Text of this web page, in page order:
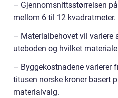
– Gjennomsnittsstørrelsen
mellom 6 til 12 kvadratmeter.
– Materialbehovet vil variere
uteboden og hvilket materiale
– Byggekostnadene varierer
titusen norske kroner basert
materialvalg.